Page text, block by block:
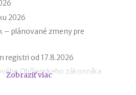
2026
– plánované zmeny pre
registri od 17.8.2026
Občianskeho zákonníka
Zobraziť viac